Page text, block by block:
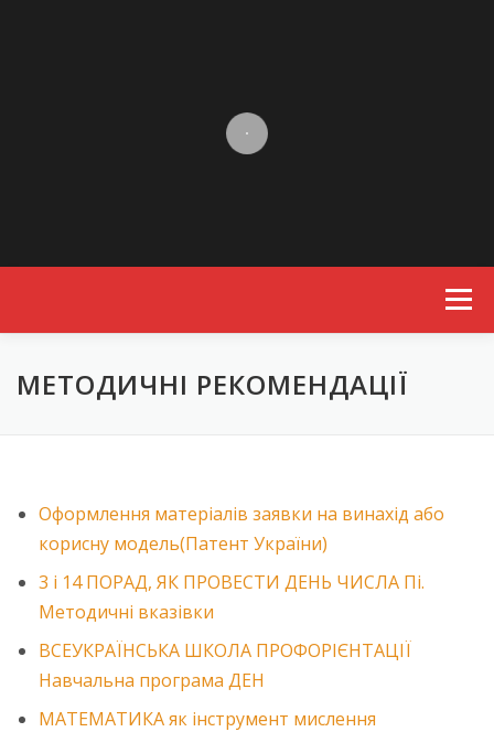
Menu
МЕТОДИЧНІ РЕКОМЕНДАЦІЇ
Оформлення матеріалів заявки на винахід або
корисну модель(Патент України)
3 і 14 ПОРАД, ЯК ПРОВЕСТИ ДЕНЬ ЧИСЛА Пі.
Методичні вказівки
ВСЕУКРАЇНСЬКА ШКОЛА ПРОФОРІЄНТАЦІЇ
Навчальна програма ДЕН
МАТЕМАТИКА як інструмент мислення